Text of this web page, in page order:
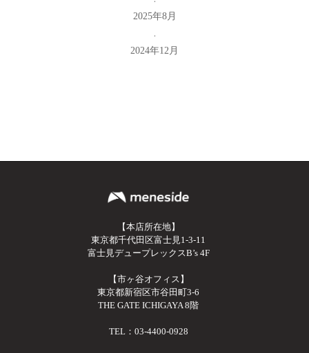
2025年8月
2024年12月
【本店所在地】
東京都千代田区富士見1-3-11
富士見デュープレックスB’s 4F
【市ヶ谷オフィス】
東京都新宿区市谷田町3-6
THE GATE ICHIGAYA 8階
TEL：03-4400-0928